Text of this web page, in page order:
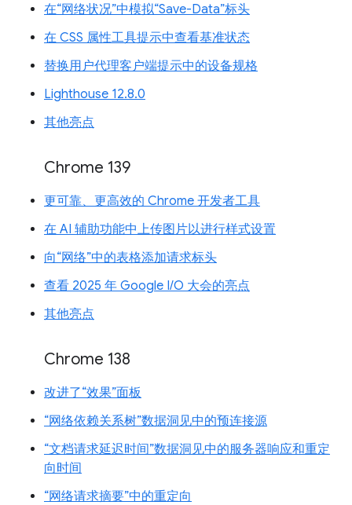
在“网络状况”中模拟“Save-Data”标头
在 CSS 属性工具提示中查看基准状态
替换用户代理客户端提示中的设备规格
Lighthouse 12.8.0
其他亮点
Chrome 139
更可靠、更高效的 Chrome 开发者工具
在 AI 辅助功能中上传图片以进行样式设置
向“网络”中的表格添加请求标头
查看 2025 年 Google I/O 大会的亮点
其他亮点
Chrome 138
改进了“效果”面板
“网络依赖关系树”数据洞见中的预连接源
“文档请求延迟时间”数据洞见中的服务器响应和重定
向时间
“网络请求摘要”中的重定向